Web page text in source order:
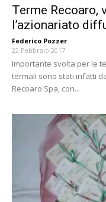
Terme Recoaro,
l’azionariato
Federico Pozzer -
22 Febbraio 2017
Importante svolta per le
termali sono stati infatti
Recoaro Spa, con...